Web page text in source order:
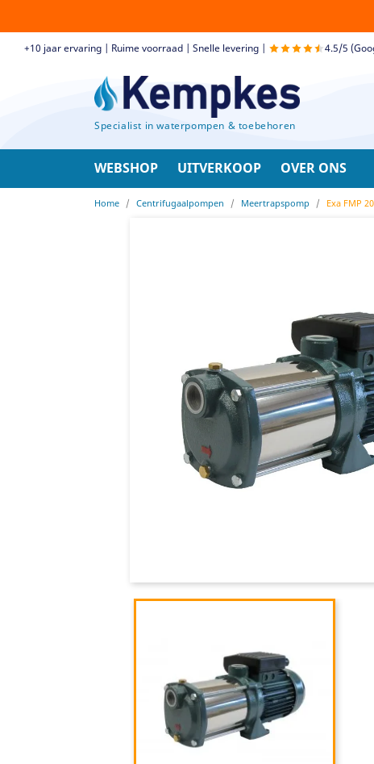
+10 jaar ervaring | Ruime voorraad | Snelle levering | 4.5/5
Specialist in waterpompen & toebehoren
WEBSHOP UITVERKOOP OVER ONS
Home Centrifugaalpompen Meertrapspomp Exa FMP